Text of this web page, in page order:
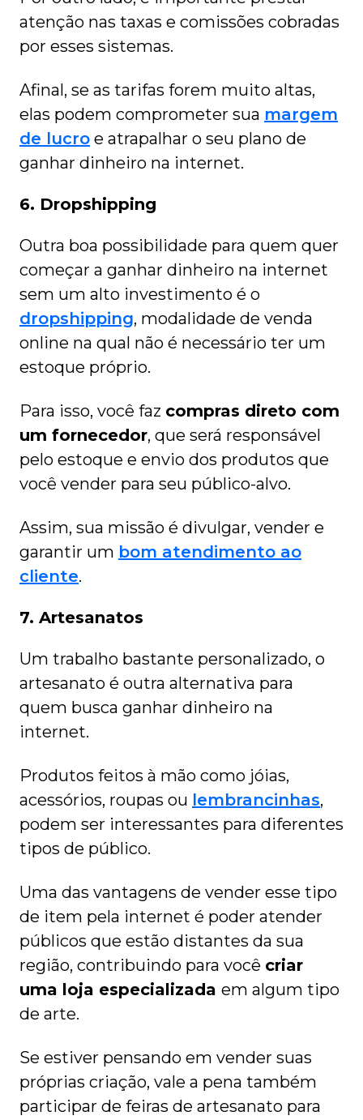
atenção nas taxas e comissões cobradas
por esses sistemas.
Afinal, se as tarifas forem muito altas,
elas podem comprometer sua margem
de lucro e atrapalhar o seu plano de
ganhar dinheiro na internet.
6. Dropshipping
Outra boa possibilidade para quem quer
começar a ganhar dinheiro na internet
sem um alto investimento é o
dropshipping, modalidade de venda
online na qual não é necessário ter um
estoque próprio.
Para isso, você faz compras direto com
um fornecedor, que será responsável
pelo estoque e envio dos produtos que
você vender para seu público-alvo.
Assim, sua missão é divulgar, vender e
garantir um bom atendimento ao
cliente.
7. Artesanatos
Um trabalho bastante personalizado, o
artesanato é outra alternativa para
quem busca ganhar dinheiro na
internet.
Produtos feitos à mão como jóias,
acessórios, roupas ou lembrancinhas,
podem ser interessantes para diferentes
tipos de público.
Uma das vantagens de vender esse tipo
de item pela internet é poder atender
públicos que estão distantes da sua
região, contribuindo para você criar
uma loja especializada em algum tipo
de arte.
Se estiver pensando em vender suas
próprias criação, vale a pena também
participar de feiras de artesanato para